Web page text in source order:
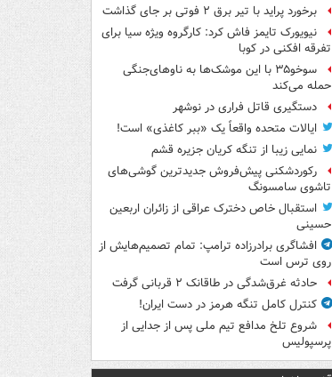
برخورد پراید با تیر برق ۲ فوتی بر جای گذاشت
نیویورک تایمز فاش کرد: کارگروه ویژه سیا برای
تفرقه افکنی در کوبا
سوخو۳۵ با این موشک‌ها به ناوهای‌جنگی
حمله می‌کند
دستگیری قاتل فراری در نوشهر
ایالات متحده واقعاً یک «ببر کاغذی» است!
نمایی زیبا از تنگه کریان جزیره قشم
رکوردشکنی پیش‌فروش جدیدترین گوشی‌های
تاشوی سامسونگ
استقبال خاص دخترک عراقی از زائران اربعین
حسینی
افشاگری برادرزاده ترامپ: تمام تصمیم‌هایش از
روی ترس است
حادثه غرق‌شدگی در طاقانک ۲ قربانی گرفت
کنترل کامل تنگه هرمز در دست ایران!
شروع تلخ مدافع تیم ملی پس از جدایی از
پرسپولیس